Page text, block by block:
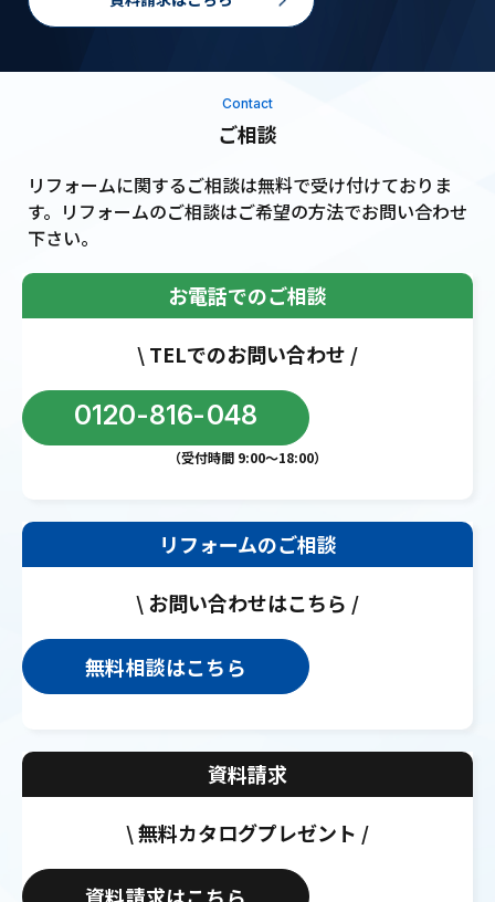
Contact
ご相談
リフォームに関するご相談は無料で受け付けておりま
す。リフォームのご相談はご希望の方法でお問い合わせ
下さい。
お電話でのご相談
\ TELでのお問い合わせ /
0120-816-048
（受付時間 9:00〜18:00）
リフォームのご相談
\ お問い合わせはこちら /
無料相談はこちら
資料請求
\ 無料カタログプレゼント /